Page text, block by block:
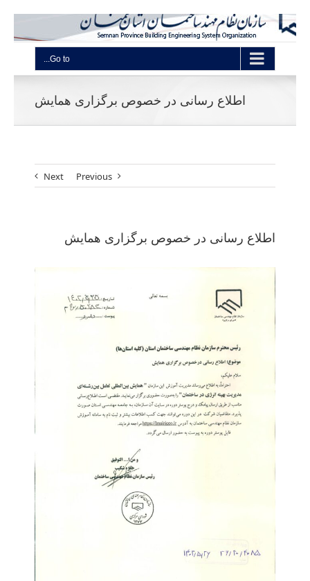
Go to...
اطلاع رسانی در خصوص برگزاری همایش
Previous
Next
اطلاع رسانی در خصوص برگزاری همایش